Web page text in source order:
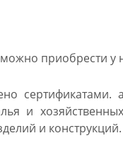
приобрести у
сертификатами.
и
и конструкций.